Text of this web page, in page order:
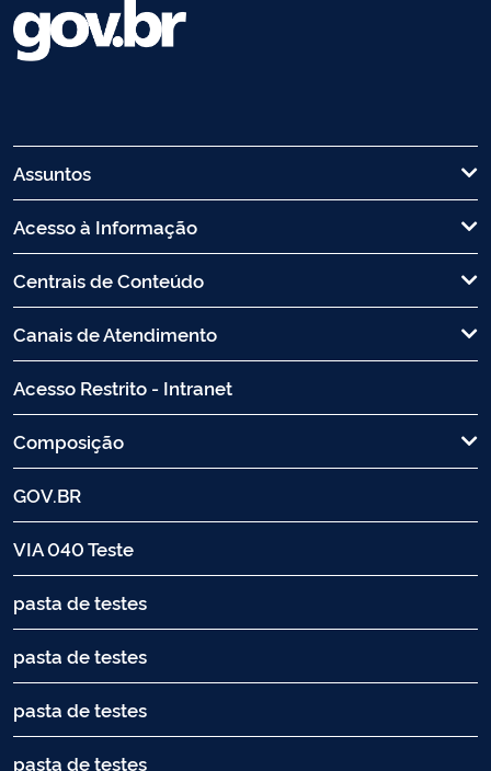
Assuntos
Acesso à Informação
Centrais de Conteúdo
Canais de Atendimento
Acesso Restrito - Intranet
Composição
GOV.BR
VIA 040 Teste
pasta de testes
pasta de testes
pasta de testes
pasta de testes